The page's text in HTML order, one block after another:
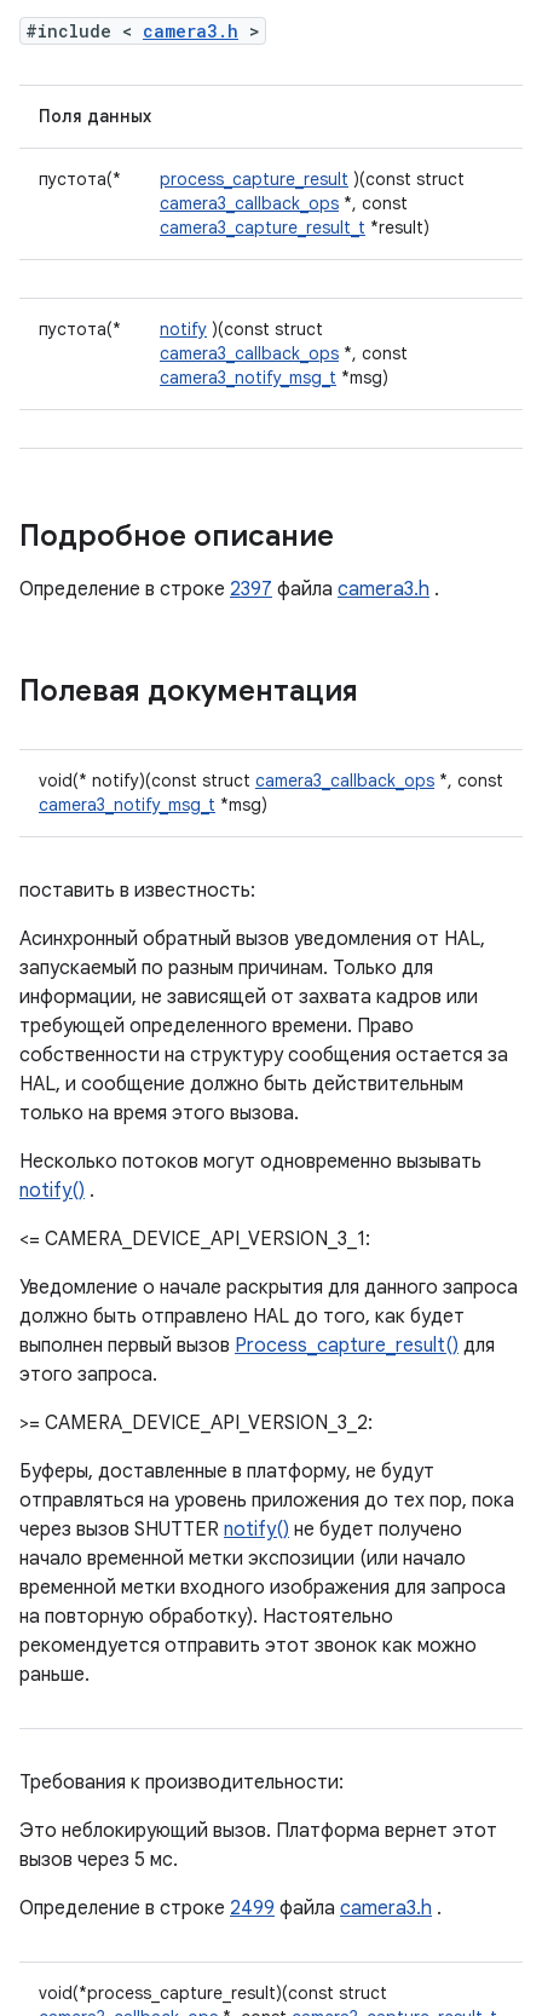
#include < camera3.h >
Поля данных
пустота(* process_capture_result )(const struct
camera3_callback_ops *, const
camera3_capture_result_t *result)
пустота(* notify )(const struct
camera3_callback_ops *, const
camera3_notify_msg_t *msg)
Подробное описание
Определение в строке 2397 файла camera3.h .
Полевая документация
void(* notify)(const struct camera3_callback_ops *, const
camera3_notify_msg_t *msg)
поставить в известность:
Асинхронный обратный вызов уведомления от HAL,
запускаемый по разным причинам. Только для
информации, не зависящей от захвата кадров или
требующей определенного времени. Право
собственности на структуру сообщения остается за
HAL, и сообщение должно быть действительным
только на время этого вызова.
Несколько потоков могут одновременно вызывать
notify() .
<= CAMERA_DEVICE_API_VERSION_3_1:
Уведомление о начале раскрытия для данного запроса
должно быть отправлено HAL до того, как будет
выполнен первый вызов Process_capture_result() для
этого запроса.
>= CAMERA_DEVICE_API_VERSION_3_2:
Буферы, доставленные в платформу, не будут
отправляться на уровень приложения до тех пор, пока
через вызов SHUTTER notify() не будет получено
начало временной метки экспозиции (или начало
временной метки входного изображения для запроса
на повторную обработку). Настоятельно
рекомендуется отправить этот звонок как можно
раньше.
Требования к производительности:
Это неблокирующий вызов. Платформа вернет этот
вызов через 5 мс.
Определение в строке 2499 файла camera3.h .
void(*process_capture_result)(const struct